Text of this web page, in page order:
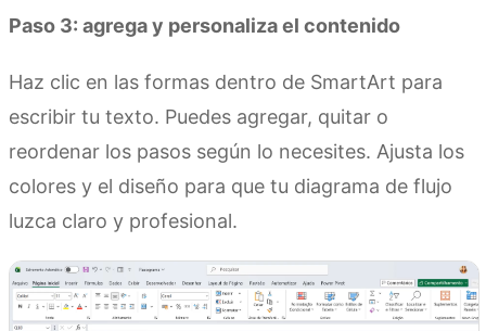
Paso 3: agrega y personaliza el contenido
Haz clic en las formas dentro de SmartArt para
escribir tu texto. Puedes agregar, quitar o
reordenar los pasos según lo necesites. Ajusta los
colores y el diseño para que tu diagrama de flujo
luzca claro y profesional.